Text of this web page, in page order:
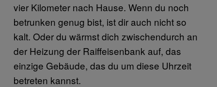
vier Kilometer nach Hause. Wenn du noch
betrunken genug bist, ist dir auch nicht so
kalt. Oder du wärmst dich zwischendurch an
der Heizung der Raiffeisenbank auf, das
einzige Gebäude, das du um diese Uhrzeit
betreten kannst.